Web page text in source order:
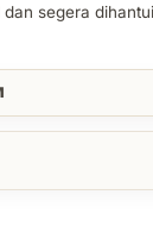
segera